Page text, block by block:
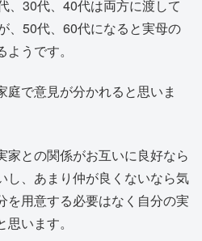
、30代、40代は両方に渡して
、50代、60代になると実母の
うです。
庭で意見が分かれると思いま
家との関係がお互いに良好なら
し、あまり仲が良くないなら気
を用意する必要はなく自分の実
います。